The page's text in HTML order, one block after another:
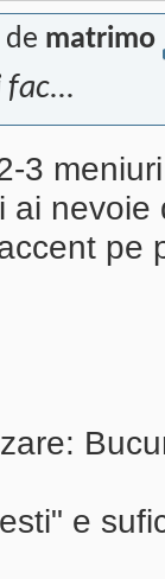
matrimo
fac...
3
ai
pe
e